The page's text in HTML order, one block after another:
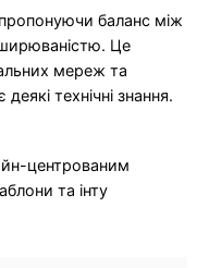
баланс між
Це
мереж та
технічні знання.
центрованим
та інту